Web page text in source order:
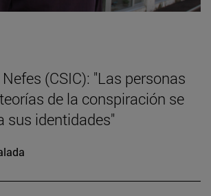
(CSIC): "Las personas
de la conspiración se
sus identidades"